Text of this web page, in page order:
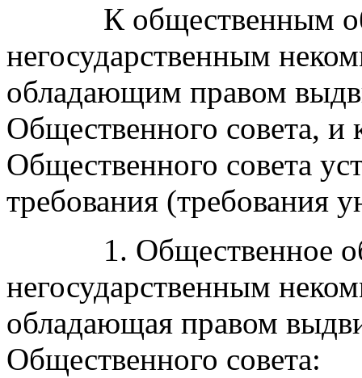
К общественным
негосударственным
обладающим правом
Общественного совета, и
Общественного совета
требования (требования
1. Общественное
негосударственным
обладающая правом
Общественного совета: